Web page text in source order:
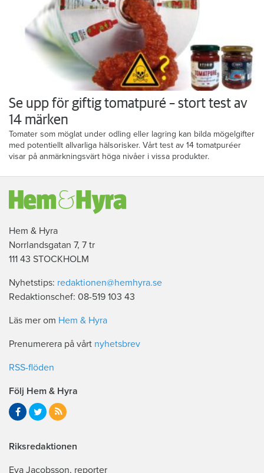
Se upp för giftig tomatpuré – stort test av
14 märken
Tomater som möglat under odling eller lagring kan bilda mögelgifter
med potentiellt allvarliga hälsorisker. Vårt test av 14 tomatpuréer
visar på anmärkningsvärt höga nivåer i vissa produkter.
Hem & Hyra
Norrlandsgatan 7, 7 tr
111 43 STOCKHOLM
Nyhetstips: redaktionen@hemhyra.se
Redaktionschef: 08-519 103 43
Läs mer om Hem & Hyra
Prenumerera på vårt nyhetsbrev
RSS-flöden
Följ Hem & Hyra
Riksredaktionen
Eva Jacobsson, reporter